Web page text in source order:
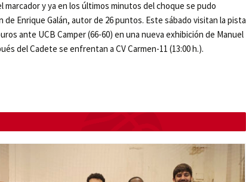
y ya en los últimos minutos del choque se pudo
Enrique Galán, autor de 26 puntos. Este sábado visitan la pista
ante UCB Camper (66-60) en una nueva exhibición de Manuel
del Cadete se enfrentan a CV Carmen-11 (13:00 h.).